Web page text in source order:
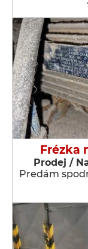
Frézka
Prodej /
Predám